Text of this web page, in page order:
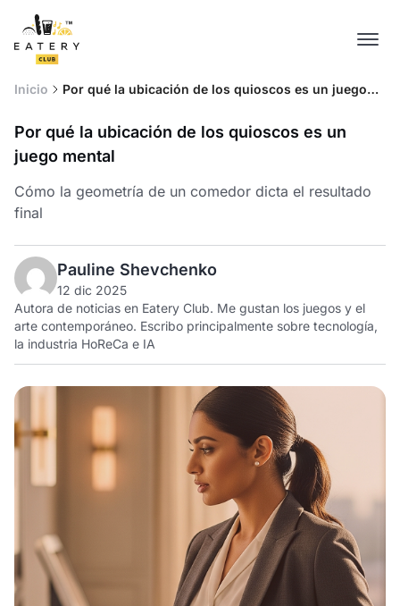
Inicio
Por qué la ubicación de los quioscos es un juego
Por qué la ubicación de los quioscos es un
juego mental
Cómo la geometría de un comedor dicta el resultado
final
Pauline Shevchenko
12 dic 2025
Autora de noticias en Eatery Club. Me gustan los juegos y el
arte contemporáneo. Escribo principalmente sobre tecnología,
la industria HoReCa e IA